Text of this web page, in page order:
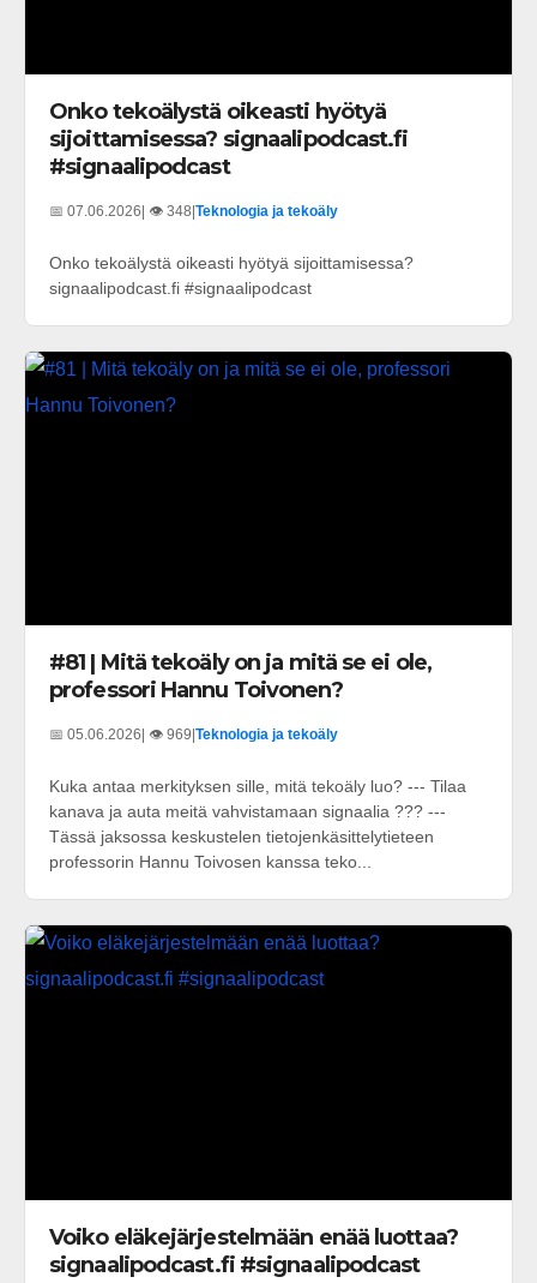
Onko tekoälystä oikeasti hyötyä
sijoittamisessa? signaalipodcast.fi
#signaalipodcast
📅 07.06.2026 | 👁️ 348 Teknologia ja tekoäly
Onko tekoälystä oikeasti hyötyä sijoittamisessa?
signaalipodcast.fi #signaalipodcast
#81 | Mitä tekoäly on ja mitä se ei ole,
professori Hannu Toivonen?
📅 05.06.2026 | 👁️ 969 Teknologia ja tekoäly
Kuka antaa merkityksen sille, mitä tekoäly luo? --- Tilaa
kanava ja auta meitä vahvistamaan signaalia ??? ---
Tässä jaksossa keskustelen tietojenkäsittelytieteen
professorin Hannu Toivosen kanssa teko...
Voiko eläkejärjestelmään enää luottaa?
signaalipodcast.fi #signaalipodcast